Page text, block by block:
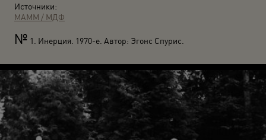
Источники:
МАММ / МДФ
№ 1. Инерция. 1970-е. Автор: Эгонс Спурис.